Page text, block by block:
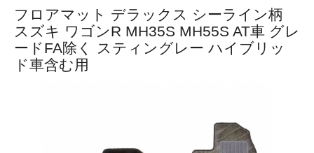
フロアマット デラックス シーライン柄
スズキ ワゴンR MH35S MH55S AT車 グレ
ードFA除く スティングレー ハイブリッ
ド車含む用